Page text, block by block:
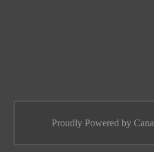
Proudly Powered by